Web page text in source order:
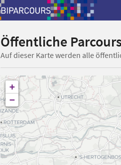
Öffentliche
Auf dieser Karte werden alle
+
−